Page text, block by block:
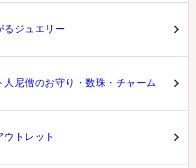
るジュエリー
人尼僧のお守り・数珠・チャーム
ウトレット